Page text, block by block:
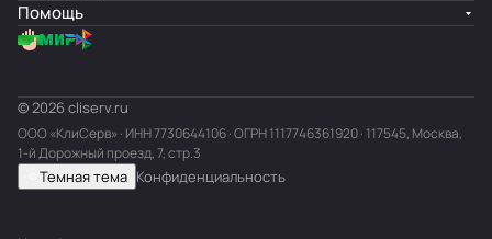
Помощь
© 2026 cliserv.ru
ООО «КлиСерв» · ИНН7730644106· ОГРН 1117746361920 · 117545, Москва,
1-й Дорожный проезд, 7, стр.3
Темная тема Конфиденциальность